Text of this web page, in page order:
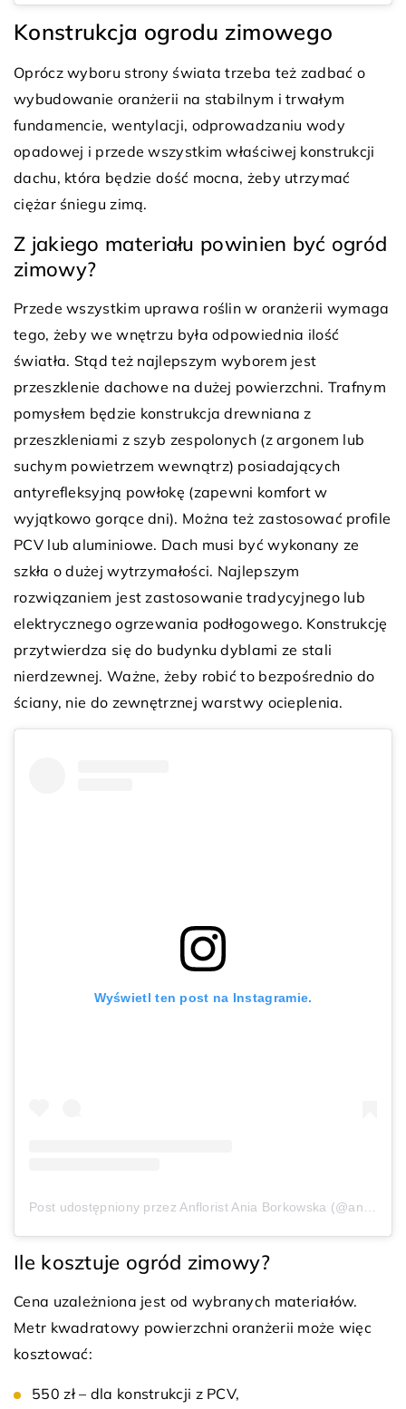
Konstrukcja ogrodu zimowego
Oprócz wyboru strony świata trzeba też zadbać o
wybudowanie oranżerii na stabilnym i trwałym
fundamencie, wentylacji, odprowadzaniu wody
opadowej i przede wszystkim właściwej konstrukcji
dachu, która będzie dość mocna, żeby utrzymać
ciężar śniegu zimą.
Z jakiego materiału powinien być ogród
zimowy?
Przede wszystkim uprawa roślin w oranżerii wymaga
tego, żeby we wnętrzu była odpowiednia ilość
światła. Stąd też najlepszym wyborem jest
przeszklenie dachowe na dużej powierzchni. Trafnym
pomysłem będzie konstrukcja drewniana z
przeszkleniami z szyb zespolonych (z argonem lub
suchym powietrzem wewnątrz) posiadających
antyrefleksyjną powłokę (zapewni komfort w
wyjątkowo gorące dni). Można też zastosować profile
PCV lub aluminiowe. Dach musi być wykonany ze
szkła o dużej wytrzymałości. Najlepszym
rozwiązaniem jest zastosowanie tradycyjnego lub
elektrycznego ogrzewania podłogowego. Konstrukcję
przytwierdza się do budynku dyblami ze stali
nierdzewnej. Ważne, żeby robić to bezpośrednio do
ściany, nie do zewnętrznej warstwy ocieplenia.
Wyświetl ten post na Instagramie.
Ile kosztuje ogród zimowy?
Cena uzależniona jest od wybranych materiałów.
Metr kwadratowy powierzchni oranżerii może więc
kosztować:
550 zł – dla konstrukcji z PCV,